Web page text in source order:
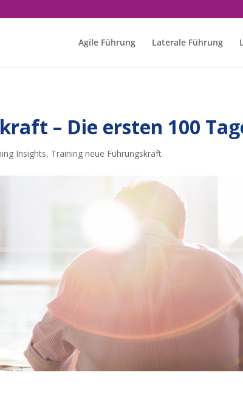
Agile Führung Laterale Führung
– Die ersten 100
Insights, Training neue Führungskraft